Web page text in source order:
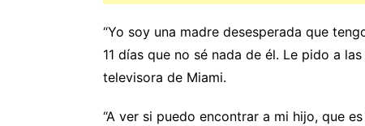
“Yo soy una madre desesperada que
11 días que no sé nada de él. Le pido a
televisora de Miami.
“A ver si puedo encontrar a mi hijo, que